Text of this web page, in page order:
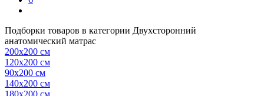
Подборки товаров в категории Двухсторонний
анатомический матрас
200х200 см
120х200 см
90х200 см
140х200 см
180х200 см